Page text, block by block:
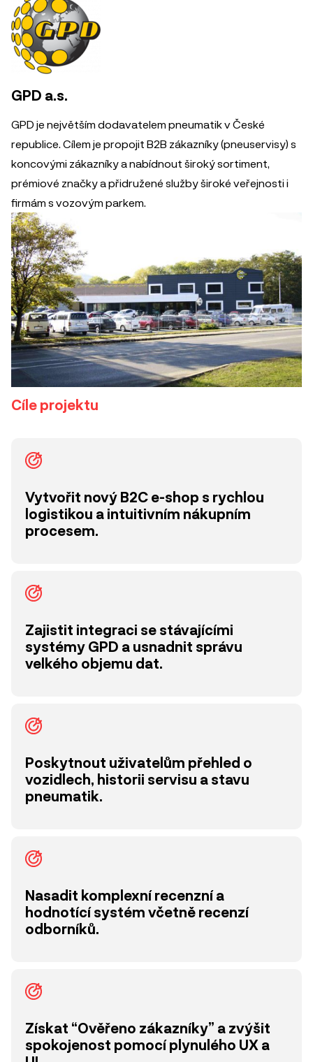
GPD a.s.
GPD je největším dodavatelem pneumatik v České
republice. Cílem je propojit B2B zákazníky (pneuservisy) s
koncovými zákazníky a nabídnout široký sortiment,
prémiové značky a přidružené služby široké veřejnosti i
firmám s vozovým parkem.
Cíle projektu
Vytvořit nový B2C e-shop s rychlou
logistikou a intuitivním nákupním
procesem.
Zajistit integraci se stávajícími
systémy GPD a usnadnit správu
velkého objemu dat.
Poskytnout uživatelům přehled o
vozidlech, historii servisu a stavu
pneumatik.
Nasadit komplexní recenzní a
hodnotící systém včetně recenzí
odborníků.
Získat “Ověřeno zákazníky” a zvýšit
spokojenost pomocí plynulého UX a